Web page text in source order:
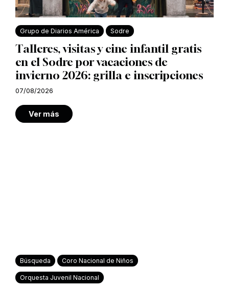
Grupo de Diarios América Sodre
Talleres, visitas y cine infantil gratis
en el Sodre por vacaciones de
invierno 2026: grilla e inscripciones
07/08/2026
Ver más
Búsqueda Coro Nacional de Niños
Orquesta Juvenil Nacional